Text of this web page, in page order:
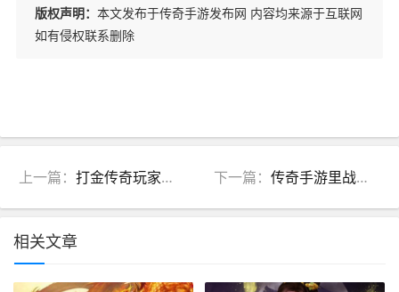
版权声明： 本文发布于传奇手游发布网 内容均来源于互联网
如有侵权联系删除
上一篇： 打金传奇玩家必须掌握符石升级方法-新开传奇手 下一篇：传奇手游里战士不氪金到底能不能称霸-传奇私服
相关文章